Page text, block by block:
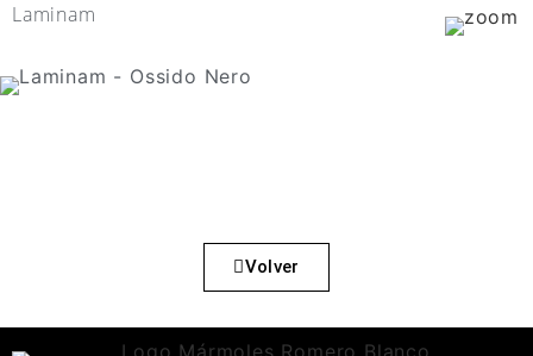
Laminam
Volver